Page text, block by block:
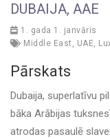
DUBAIJA, AAE
1. gada 1. janvāris
Middle East , UAE,
Pārskats
Dubaija, superlatīvu
bāka Arābijas
atrodas pasaulē